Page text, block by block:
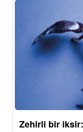
Zehirli bir